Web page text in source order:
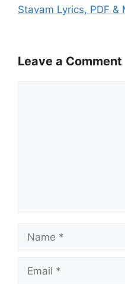
Stavam Lyrics, PDF &
Leave a Comment
Name
Email